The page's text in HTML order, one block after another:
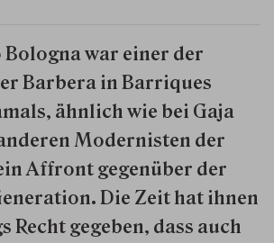
Bologna war einer der
Barbera in Barriques
ähnlich wie bei Gaja
Modernisten der
Affront gegenüber der
Die Zeit hat ihnen
Recht gegeben, dass auch